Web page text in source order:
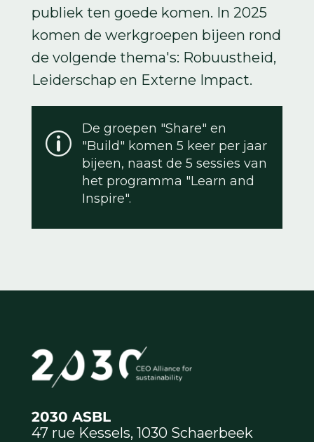
publiek ten goede komen. In 2025
komen de werkgroepen bijeen rond
de volgende thema's: Robuustheid,
Leiderschap en Externe Impact.
p
De groepen "Share" en
"Build" komen 5 keer per jaar
bijeen, naast de 5 sessies van
het programma "Learn and
Inspire".
2030 ASBL
47 rue Kessels, 1030 Schaerbeek